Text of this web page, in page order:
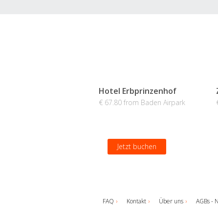
Hotel Erbprinzenhof
€ 67.80 from Baden Airpark
Jetzt buchen
FAQ Kontakt Über uns AGBs -